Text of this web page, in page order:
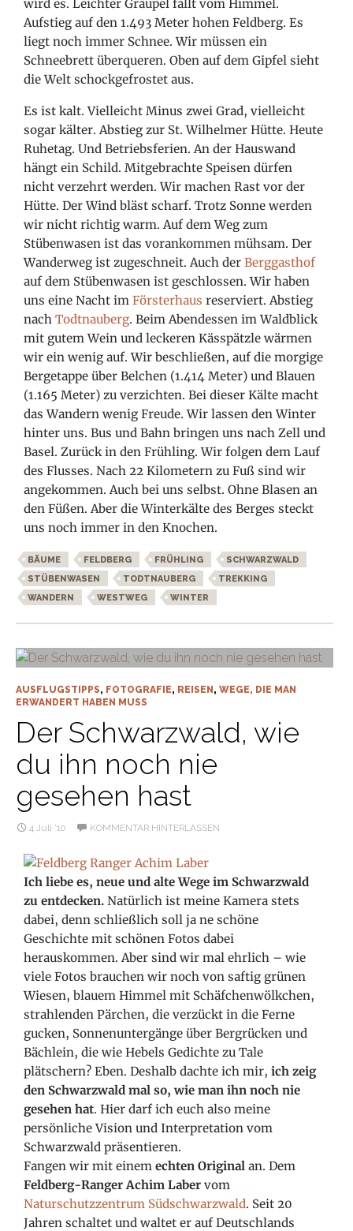
wird es. Leichter Graupel fällt vom Himmel.
Aufstieg auf den 1.493 Meter hohen Feldberg. Es
liegt noch immer Schnee. Wir müssen ein
Schneebrett überqueren. Oben auf dem Gipfel sieht
die Welt schockgefrostet aus.
Es ist kalt. Vielleicht Minus zwei Grad, vielleicht
sogar kälter. Abstieg zur St. Wilhelmer Hütte. Heute
Ruhetag. Und Betriebsferien. An der Hauswand
hängt ein Schild. Mitgebrachte Speisen dürfen
nicht verzehrt werden. Wir machen Rast vor der
Hütte. Der Wind bläst scharf. Trotz Sonne werden
wir nicht richtig warm. Auf dem Weg zum
Stübenwasen ist das vorankommen mühsam. Der
Wanderweg ist zugeschneit. Auch derBerggasthof
auf dem Stübenwasen ist geschlossen. Wir haben
uns eine Nacht imFörsterhausreserviert. Abstieg
nachTodtnauberg. Beim Abendessen im Waldblick
mit gutem Wein und leckeren Kässpätzle wärmen
wir ein wenig auf. Wir beschließen, auf die morgige
Bergetappe über Belchen (1.414 Meter) und Blauen
(1.165 Meter) zu verzichten. Bei dieser Kälte macht
das Wandern wenig Freude. Wir lassen den Winter
hinter uns. Bus und Bahn bringen uns nach Zell und
Basel. Zurück in den Frühling. Wir folgen dem Lauf
des Flusses. Nach 22 Kilometern zu Fuß sind wir
angekommen. Auch bei uns selbst. Ohne Blasen an
den Füßen. Aber die Winterkälte des Berges steckt
uns noch immer in den Knochen.
BÄUME FELDBERG FRÜHLING
SCHWARZWALD
STÜBENWASEN
TODTNAUBERG
TREKKING
WANDERN
WESTWEG WINTER
AUSFLUGSTIPPS, FOTOGRAFIE, REISEN , WEGE, DIE MAN
ERWANDERT HABEN MUSS
Der Schwarzwald, wie
du ihn noch nie
gesehen hast
4 Juli ’10 KOMMENTAR HINTERLASSEN
Ich liebe es, neue und alte Wege im Schwarzwald
zu entdecken. Natürlich ist meine Kamera stets
dabei, denn schließlich soll ja ne schöne
Geschichte mit schönen Fotos dabei
herauskommen. Aber sind wir mal ehrlich – wie
viele Fotos brauchen wir noch von saftig grünen
Wiesen, blauem Himmel mit Schäfchenwölkchen,
strahlenden Pärchen, die verzückt in die Ferne
gucken, Sonnenuntergänge über Bergrücken und
Bächlein, die wie Hebels Gedichte zu Tale
plätschern? Eben. Deshalb dachte ich mir,ich zeig
den Schwarzwald mal so, wie man ihn noch nie
gesehen hat. Hier darf ich euch also meine
persönliche Vision und Interpretation vom
Schwarzwald präsentieren.
Fangen wir mit einemechten Original an. Dem
Feldberg-Ranger Achim Laber vom
Naturschutzzentrum Südschwarzwald. Seit 20
Jahren schaltet und waltet er auf Deutschlands